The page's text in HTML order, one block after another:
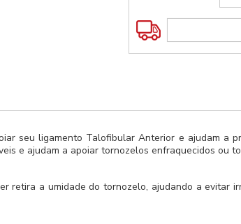
seu ligamento Talofibular Anterior e ajudam a
e ajudam a apoiar tornozelos enfraquecidos ou
retira a umidade do tornozelo, ajudando a evitar